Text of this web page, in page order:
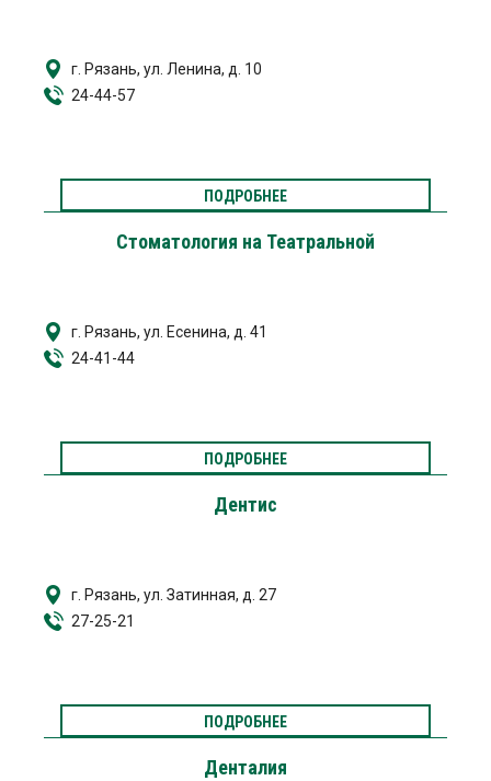
г. Рязань, ул. Ленина, д. 10
24-44-57
ПОДРОБНЕЕ
Стоматология на Театральной
г. Рязань, ул. Есенина, д. 41
24-41-44
ПОДРОБНЕЕ
Дентис
г. Рязань, ул. Затинная, д. 27
27-25-21
ПОДРОБНЕЕ
Денталия